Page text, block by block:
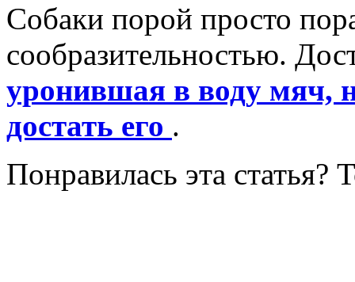
Собаки порой просто
сообразительностью.
уронившая в воду мяч,
достать его .
Понравилась эта статья?